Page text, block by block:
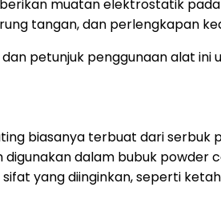
muatan elektrostatik
tangan, dan perlengkapan
petunjuk penggunaan alat
biasanya terbuat dari
dalam bubuk powder
yang diinginkan, seperti